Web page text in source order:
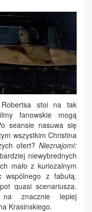
stoi na tak
fanowskie mogą
seansie nasuwa się
wszystkim Christina
ofert? Nieznajomi:
niewybrednych
mało z kuriozalnym
wspólnego z fabułą.
quasi scenariusza.
na znacznie lepiej
Krasinskiego.